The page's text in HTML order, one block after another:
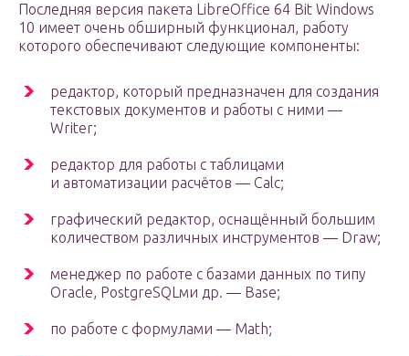
Последняя версия пакета LibreOffice 64 Bit Windows
10 имеет очень обширный функционал, работу
которого обеспечивают следующие компоненты:
редактор, который предназначен для создания
текстовых документов и работы с ними —
Writer;
редактор для работы с таблицами
и автоматизации расчётов — Calc;
графический редактор, оснащённый большим
количеством различных инструментов — Draw;
менеджер по работе с базами данных по типу
Oracle, PostgreSQLми др. — Base;
по работе с формулами — Math;